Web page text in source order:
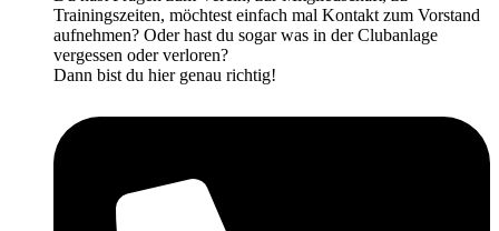
Trainingszeiten, möchtest einfach mal Kontakt zum Vorstand
aufnehmen? Oder hast du sogar was in der Clubanlage
vergessen oder verloren?
Dann bist du hier genau richtig!